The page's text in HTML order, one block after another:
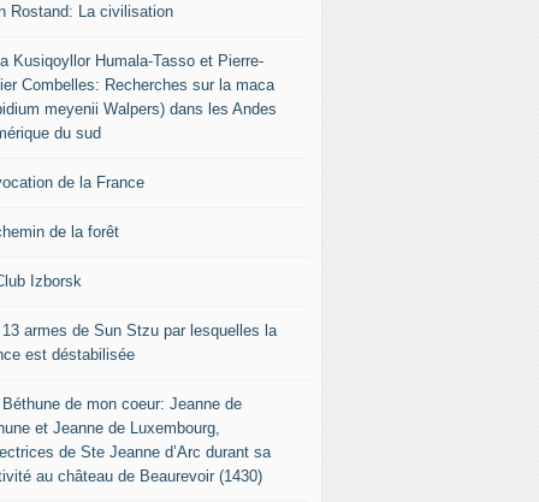
Rostand: La civilisation
Kusiqoyllor Humala-Tasso et Pierre-
Combelles: Recherches sur la maca
meyenii Walpers) dans les Andes
du sud
de la France
de la forêt
Izborsk
13 armes de Sun Stzu par lesquelles la
est déstabilisée
de mon coeur: Jeanne de
et Jeanne de Luxembourg,
de Ste Jeanne d’Arc durant sa
au château de Beaurevoir (1430)